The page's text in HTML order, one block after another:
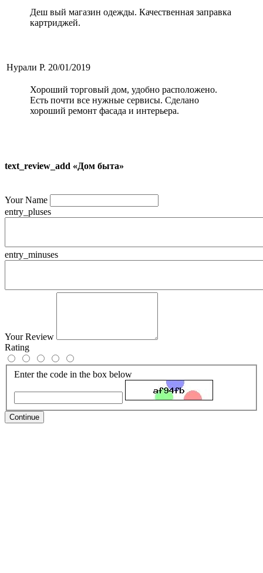
Деш вый магазин одежды. Качественная заправка
картриджей.
Нурали Р. 20/01/2019
Хороший торговый дом, удобно расположено.
Есть почти все нужные сервисы. Сделано
хороший ремонт фасада и интерьера.
text_review_add «Дом быта»
Your Name
entry_pluses
entry_minuses
Your Review
Rating
Enter the code in the box below
Continue